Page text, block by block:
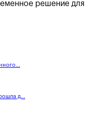
решение для
д...